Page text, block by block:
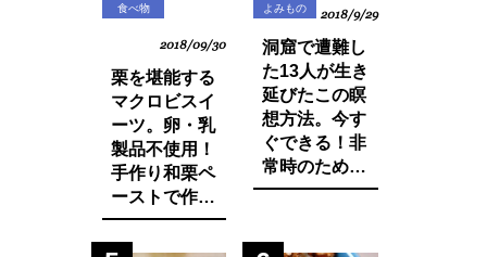
食べ物
2018/09/30
栗を堪能する
マクロビスイ
ーツ。卵・乳
製品不使用！
手作り和栗ペ
ーストで作る
モンブランパ
フェの作り方
よみもの 2018/9/29
洞窟で遭難し
た13人が生き
延びたこの瞑
想方法。今す
ぐできる！非
常時のために
知っておきた
マネージ。